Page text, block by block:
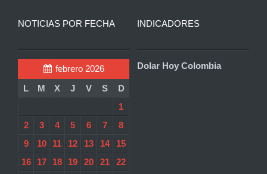
NOTICIAS POR FECHA
febrero 2026
L
M X J V S
D
1
2
3 4 5 6 7
8
9
10 11 12 13 14
15
16
17 18 19 20 21
22
INDICADORES
Dolar Hoy Colombia